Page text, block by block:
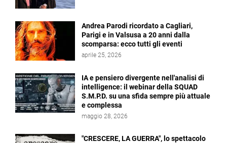
Andrea Parodi ricordato a Cagliari,
Parigi e in Valsusa a 20 anni dalla
scomparsa: ecco tutti gli eventi
aprile 25, 2026
IA e pensiero divergente nell'analisi di
intelligence: il webinar della SQUAD
S.M.P.D. su una sfida sempre più attuale
e complessa
maggio 28, 2026
"CRESCERE, LA GUERRA", lo spettacolo